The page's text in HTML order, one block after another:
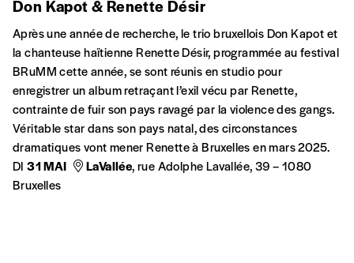
Don Kapot & Renette Désir
Après une année de recherche, le trio bruxellois Don Kapot et
la chanteuse haïtienne Renette Désir, programmée au festival
BRuMM cette année, se sont réunis en studio pour
enregistrer un album retraçant l’exil vécu par Renette,
contrainte de fuir son pays ravagé par la violence des gangs.
Véritable star dans son pays natal, des circonstances
dramatiques vont mener Renette à Bruxelles en mars 2025.
DI31 MAI LaVallée, rue Adolphe Lavallée, 39 – 1080
Bruxelles